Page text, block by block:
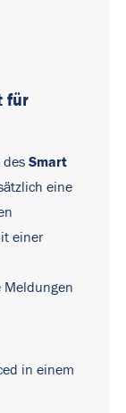
für
des Smart
eine
einer
Meldungen
in einem